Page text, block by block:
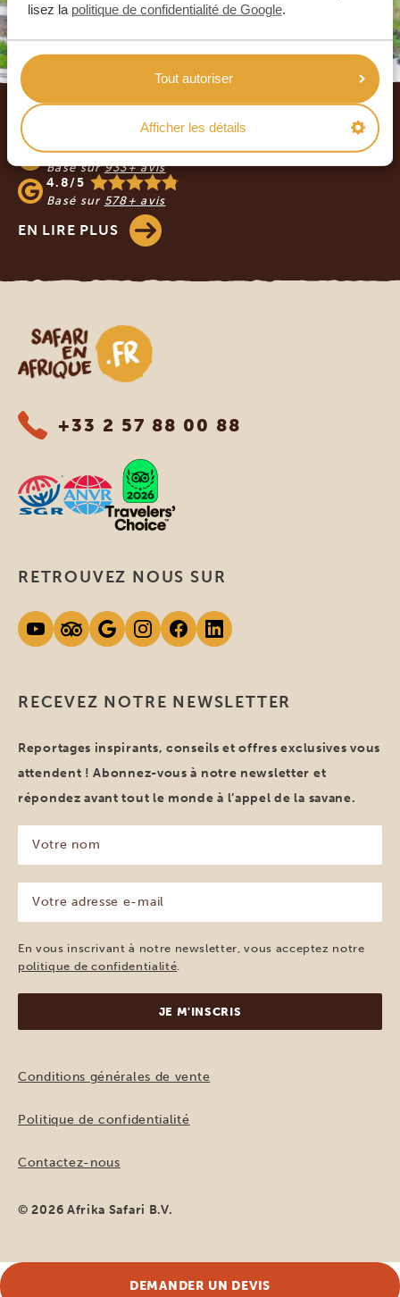
lisez la politique de confidentialité de Google.
Tout autoriser
Afficher les détails
Footer
NOS CLIENTS NOUS RECOMMANDENT
4.9/5
Basé sur933+ avis
4.8/5
Basé sur 578+ avis
EN LIRE PLUS
Safari en Afrique
+33 2 57 88 00 88
RECEVEZ NOTRE NEWSLETTER
Reportages inspirants, conseils et offres exclusives vous
attendent ! Abonnez-vous à notre newsletter et
répondez avant tout le monde à l’appel de la savane.
nom
(Nécessaire)
adresse
e-
mail
(Nécessaire)
En vous inscrivant à notre newsletter, vous acceptez notre
politique de confidentialité.
RETROUVEZ NOUS SUR
Conditions générales de vente
Politique de confidentialité
Contactez-nous
© 2026 Afrika Safari B.V.
DEMANDER UN DEVIS